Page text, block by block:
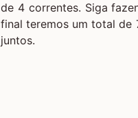
de 4 correntes. Siga
final teremos um total de
juntos.